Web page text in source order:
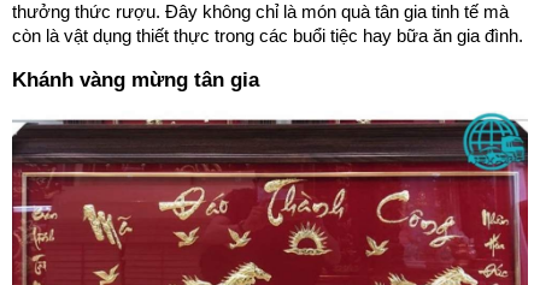
thưởng thức rượu. Đây không chỉ là món quà tân gia tinh tế mà
còn là vật dụng thiết thực trong các buổi tiệc hay bữa ăn gia đình.
Khánh vàng mừng tân gia